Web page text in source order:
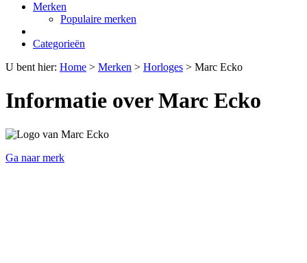
Merken
Populaire merken
Categorieën
U bent hier: Home > Merken > Horloges > Marc Ecko
Informatie over Marc Ecko
Ga naar merk